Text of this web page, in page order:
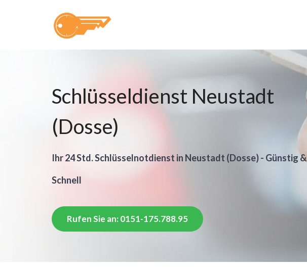
Schlüsseldienst Neustadt
(Dosse)
Ihr 24 Std. Schlüsselnotdienst in Neustadt (Dosse) - Günstig &
Schnell
Rufen Sie an: 0151-175.788.95